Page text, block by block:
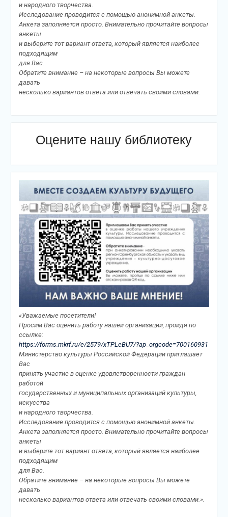
и народного творчества.
Исследование проводится с помощью анонимной анкеты.
Анкета заполняется просто. Внимательно прочитайте вопросы
анкеты
и выберите тот вариант ответа, который является наиболее
подходящим
для Вас.
Обратите внимание – на некоторые вопросы Вы можете
давать
несколько вариантов ответа или отвечать своими словами.
Оцените нашу библиотеку
«Уважаемые посетители!
Просим Вас оценить работу нашей организации, пройдя по
ссылке:
https://forms.mkrf.ru/e/2579/xTPLeBU7/?ap_orgcode=700160931
Министерство культуры Российской Федерации приглашает
Вас
принять участие в оценке удовлетворенности граждан
работой
государственных и муниципальных организаций культуры,
искусства
и народного творчества.
Исследование проводится с помощью анонимной анкеты.
Анкета заполняется просто. Внимательно прочитайте вопросы
анкеты
и выберите тот вариант ответа, который является наиболее
подходящим
для Вас.
Обратите внимание – на некоторые вопросы Вы можете
давать
несколько вариантов ответа или отвечать своими словами.».